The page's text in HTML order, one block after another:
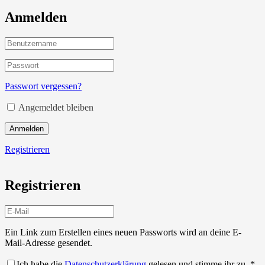
Anmelden
Passwort vergessen?
Angemeldet bleiben
Anmelden
Registrieren
Registrieren
Ein Link zum Erstellen eines neuen Passworts wird an deine E-
Mail-Adresse gesendet.